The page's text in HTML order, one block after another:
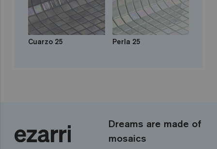
Cuarzo 25 Perla 25
Dreams are made of
mosaics